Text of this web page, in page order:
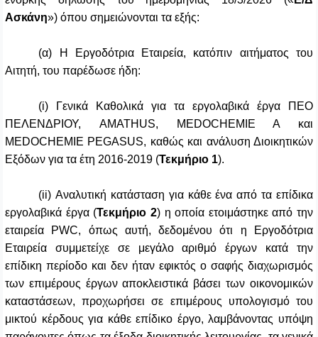
Ασκάνη») όπου σημειώνονται τα εξής:
(α) Η Εργοδότρια Εταιρεία, κατόπιν αιτήματος του
Αιτητή, του παρέδωσε ήδη:
(i) Γενικά Καθολικά για τα εργολαβικά έργα ΠΕΟ
ΠΕΛΕΝΔΡΙΟΥ, AMATHUS, MEDOCHEMIE A και
MEDOCHEMIE PEGASUS, καθώς και ανάλυση Διοικητικών
Εξόδων για τα έτη 2016-2019 (Τεκμήριο 1).
(ii) Αναλυτική κατάσταση για κάθε ένα από τα επίδικα
εργολαβικά έργα (Τεκμήριο 2) η οποία ετοιμάστηκε από την
εταιρεία PWC, όπως αυτή, δεδομένου ότι η Εργοδότρια
Εταιρεία συμμετείχε σε μεγάλο αριθμό έργων κατά την
επίδικη περίοδο και δεν ήταν εφικτός ο σαφής διαχωρισμός
των επιμέρους έργων αποκλειστικά βάσει των οικονομικών
καταστάσεων, προχωρήσει σε επιμέρους υπολογισμό του
μικτού κέρδους για κάθε επίδικο έργο, λαμβάνοντας υπόψη